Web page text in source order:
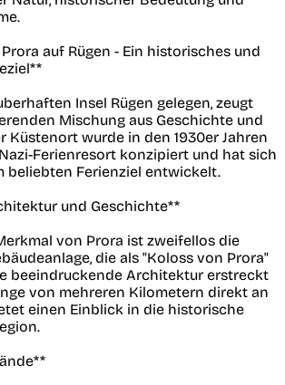
auf Rügen - Ein historisches und
Insel Rügen gelegen, zeugt
Mischung aus Geschichte und
Küstenort wurde in den 1930er Jahren
Ferienresort konzipiert und hat sich
beliebten Ferienziel entwickelt.
und Geschichte**
von Prora ist zweifellos die
die als "Koloss von Prora"
beeindruckende Architektur erstreckt
von mehreren Kilometern direkt an
einen Einblick in die historische